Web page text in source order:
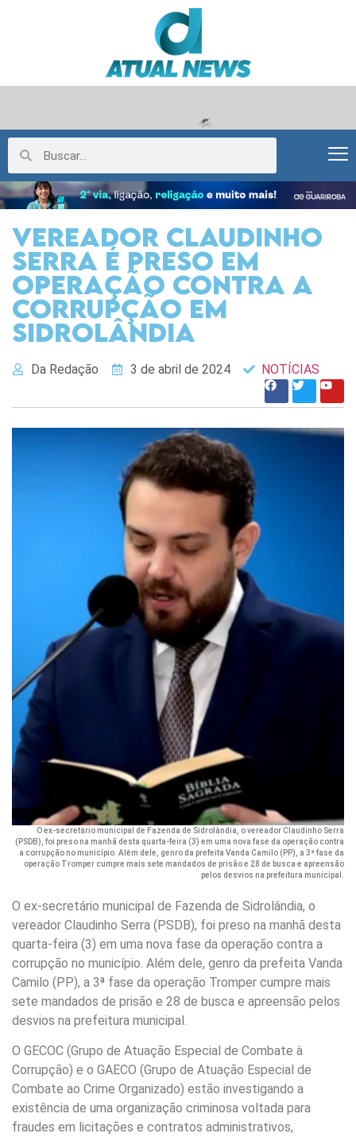
Vereador Claudinho
Serra é preso em
operação contra a
corrupção em
Sidrolândia
Da Redação 3 de abril de 2024 NOTÍCIAS
O ex-secretário municipal de Fazenda de Sidrolândia, o vereador Claudinho Serra
(PSDB), foi preso na manhã desta quarta-feira (3) em uma nova fase da operação contra
a corrupção no município. Além dele, genro da prefeita Vanda Camilo (PP), a 3ª fase da
operação Tromper cumpre mais sete mandados de prisão e 28 de busca e apreensão
pelos desvios na prefeitura municipal.
O ex-secretário municipal de Fazenda de Sidrolândia, o
vereador Claudinho Serra (PSDB), foi preso na manhã desta
quarta-feira (3) em uma nova fase da operação contra a
corrupção no município. Além dele, genro da prefeita Vanda
Camilo (PP), a 3ª fase da operação Tromper cumpre mais
sete mandados de prisão e 28 de busca e apreensão pelos
desvios na prefeitura municipal.
O GECOC (Grupo de Atuação Especial de Combate à
Corrupção) e o GAECO (Grupo de Atuação Especial de
Combate ao Crime Organizado) estão investigando a
existência de uma organização criminosa voltada para
fraudes em licitações e contratos administrativos,